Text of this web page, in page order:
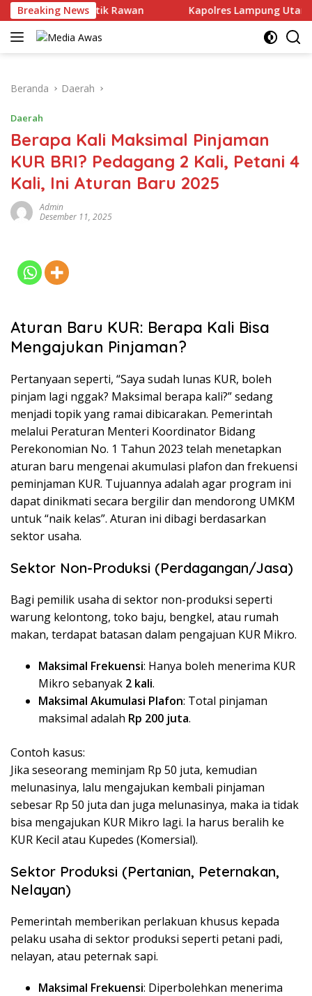
Langsung
ke
konten
Breaking News
Presisi di Titik Rawan Kapolres Lampung Utara
Beranda Daerah
Daerah
Berapa Kali Maksimal Pinjaman
KUR BRI? Pedagang 2 Kali, Petani 4
Kali, Ini Aturan Baru 2025
Admin
Desember 11, 2025
Aturan Baru KUR: Berapa Kali Bisa
Mengajukan Pinjaman?
Pertanyaan seperti, “Saya sudah lunas KUR, boleh
pinjam lagi nggak? Maksimal berapa kali?” sedang
menjadi topik yang ramai dibicarakan. Pemerintah
melalui Peraturan Menteri Koordinator Bidang
Perekonomian No. 1 Tahun 2023 telah menetapkan
aturan baru mengenai akumulasi plafon dan frekuensi
peminjaman KUR. Tujuannya adalah agar program ini
dapat dinikmati secara bergilir dan mendorong UMKM
untuk “naik kelas”. Aturan ini dibagi berdasarkan
sektor usaha.
Sektor Non-Produksi (Perdagangan/Jasa)
Bagi pemilik usaha di sektor non-produksi seperti
warung kelontong, toko baju, bengkel, atau rumah
makan, terdapat batasan dalam pengajuan KUR Mikro.
Maksimal Frekuensi: Hanya boleh menerima KUR
Mikro sebanyak 2 kali.
Maksimal Akumulasi Plafon: Total pinjaman
maksimal adalah Rp 200 juta.
Contoh kasus:
Jika seseorang meminjam Rp 50 juta, kemudian
melunasinya, lalu mengajukan kembali pinjaman
sebesar Rp 50 juta dan juga melunasinya, maka ia tidak
bisa mengajukan KUR Mikro lagi. Ia harus beralih ke
KUR Kecil atau Kupedes (Komersial).
Sektor Produksi (Pertanian, Peternakan,
Nelayan)
Pemerintah memberikan perlakuan khusus kepada
pelaku usaha di sektor produksi seperti petani padi,
nelayan, atau peternak sapi.
Maksimal Frekuensi: Diperbolehkan menerima